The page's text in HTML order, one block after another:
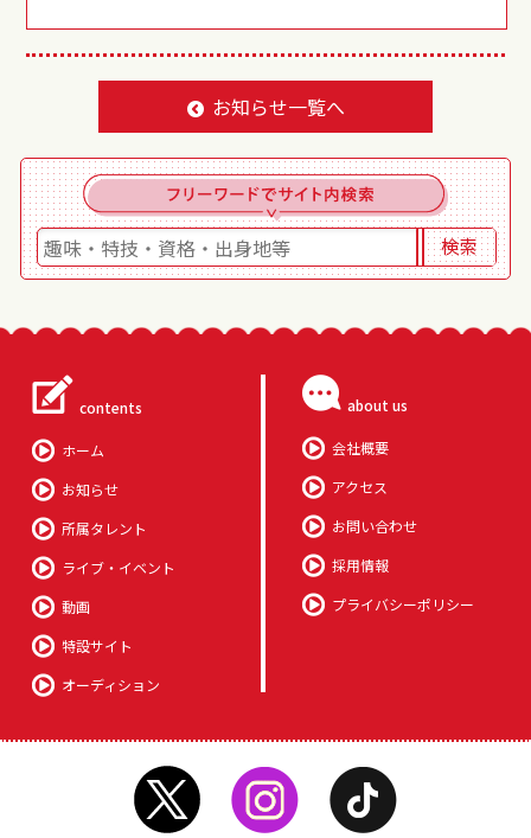
お知らせ一覧へ
contents
ホーム
お知らせ
所属タレント
ライブ・イベント
動画
特設サイト
オーディション
about us
会社概要
アクセス
お問い合わせ
採用情報
プライバシーポリシー